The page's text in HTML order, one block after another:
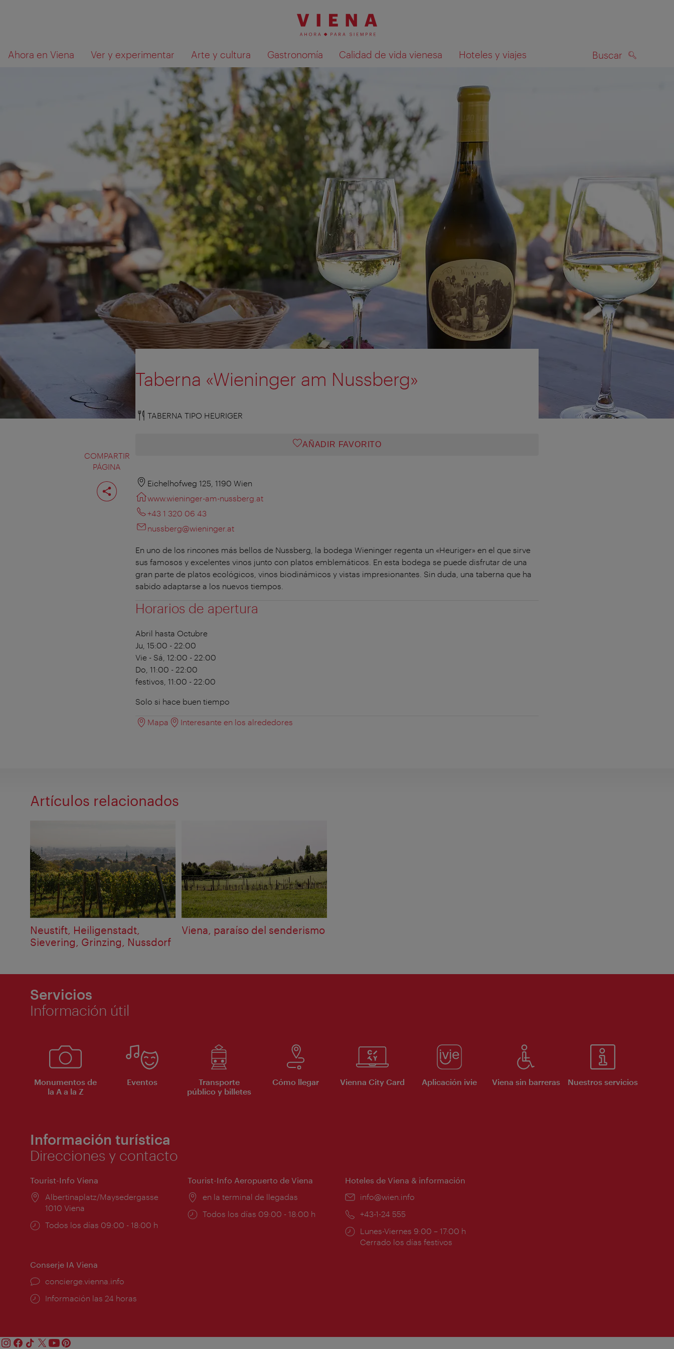
lacontenido
Ahora en Viena Ver y experimentar Arte y cultura Gastronomía Calidad de vida vienesa Hoteles y viajes Buscar
Qué
está
buscando?
Mostrar resultados de la búsqueda en el mapa
COMPARTIR
PÁGINA
Compartir
página
Taberna «Wieninger am Nussberg»
TABERNA TIPO HEURIGER
AÑADIR FAVORITO
Eichelhofweg 125, 1190 Wien
www.wieninger-am-nussberg.at
+43 1 320 06 43
nussberg@wieninger.at
En uno de los rincones más bellos de Nussberg, la bodega Wieninger regenta un «Heuriger» en el que sirve
sus famosos y excelentes vinos junto con platos emblemáticos. En esta bodega se puede disfrutar de una
gran parte de platos ecológicos, vinos biodinámicos y vistas impresionantes. Sin duda, una taberna que ha
sabido adaptarse a los nuevos tiempos.
Horarios de apertura
Abril hasta Octubre
Ju, 15:00 - 22:00
Vie - Sá, 12:00 - 22:00
Do, 11:00 - 22:00
festivos, 11:00 - 22:00
Solo si hace buen tiempo
Mapa Interesante en los alrededores
Artículos relacionados
Neustift, Heiligenstadt,
Sievering, Grinzing, Nussdorf
Viena, paraíso del senderismo
Servicios
Información útil
Monumentos de
la A a la Z
Eventos
Transporte
público y billetes
Cómo llegar Vienna City Card Aplicación ivie Viena sin barreras Nuestros servicios
Información turística
Direcciones y contacto
Tourist-Info Viena
Lugar:
Albertinaplatz/Maysedergasse
1010 Viena
Horarios
Todos los días 09:00 - 18:00 h
Tourist-Info Aeropuerto de Viena
Lugar:
en la terminal de llegadas
Horarios
Todos los días 09:00 - 18:00 h
Hoteles de Viena & información
e-
info@wien.info
Teléfono:
+43-1-24 555
Horarios
de
Lunes-Viernes 9:00 – 17:00 h
Cerrado los días festivos
Conserje IA Viena
concierge.vienna.info
Información las 24 horas